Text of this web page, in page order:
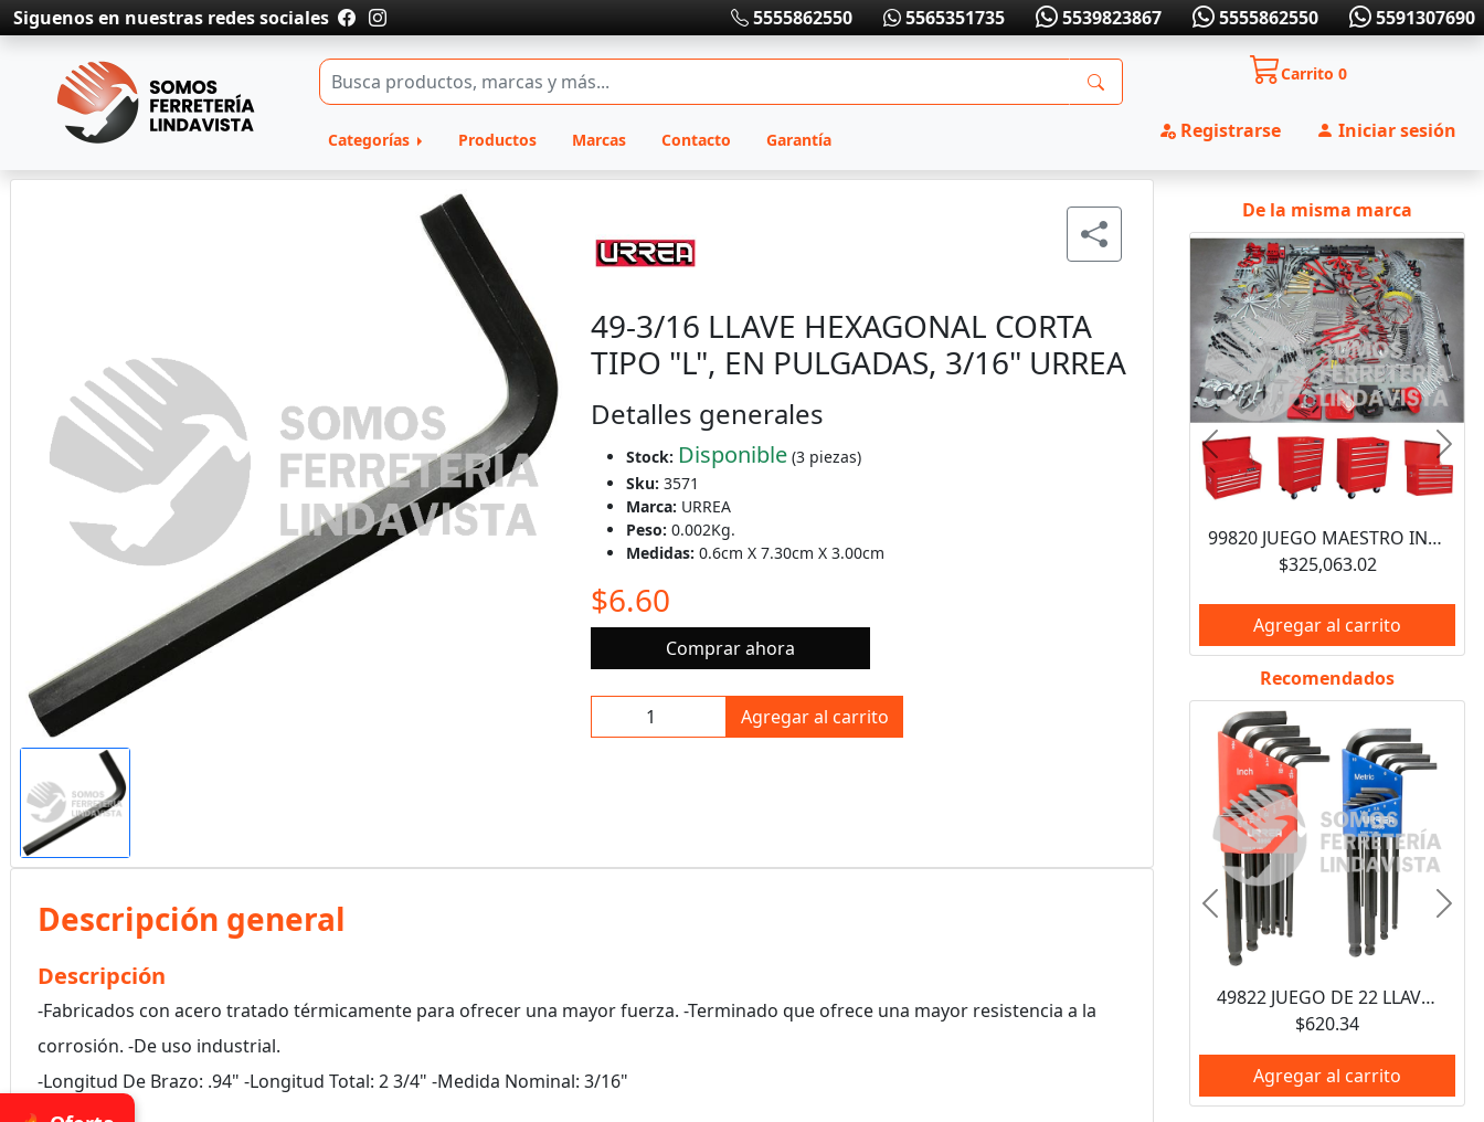
Siguenos en nuestras redes sociales 5555862550 5565351735 5539823867 5555862550 5591307690
Categorías Productos Marcas Contacto Garantía
Carrito0
Registrarse Iniciar sesión
49-3/16 LLAVE HEXAGONAL CORTA
TIPO "L", EN PULGADAS, 3/16" URREA
Detalles generales
Stock: Disponible (3 piezas)
Sku: 3571
Marca: URREA
Peso: 0.002Kg.
Medidas: 0.6cm X 7.30cm X 3.00cm
$6.60
Comprar ahora
Agregar al carrito
Descripción general
Descripción
-Fabricados con acero tratado térmicamente para ofrecer una mayor fuerza. -Terminado que ofrece una mayor resistencia a la
corrosión. -De uso industrial.
-Longitud De Brazo: .94" -Longitud Total: 2 3/4" -Medida Nominal: 3/16"
De la misma marca
99820 JUEGO MAESTRO INDUSTRIAL COMBINADO 940 PIEZAS, CON GABINETES EX27M5, EX27M6, EX27S6 URREA
$325,063.02
Agregar al carrito
Anterior
Recomendados
49822 JUEGO DE 22 LLAVES HEXAGONALES TIPO "L", COMBINADAS, PUNTA DE BOLA 4995 Y 4996 URREA
$620.34
Agregar al carrito
Anterior